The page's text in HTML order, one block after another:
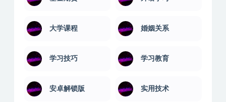
大学课程 婚姻关系
学习技巧 学习教育
安卓解锁版 实用技术